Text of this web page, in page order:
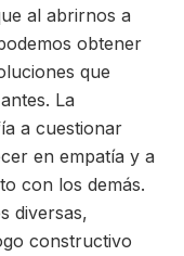
al abrirnos a
obtener
que
La
a cuestionar
en empatía y a
con los demás.
diversas,
constructivo